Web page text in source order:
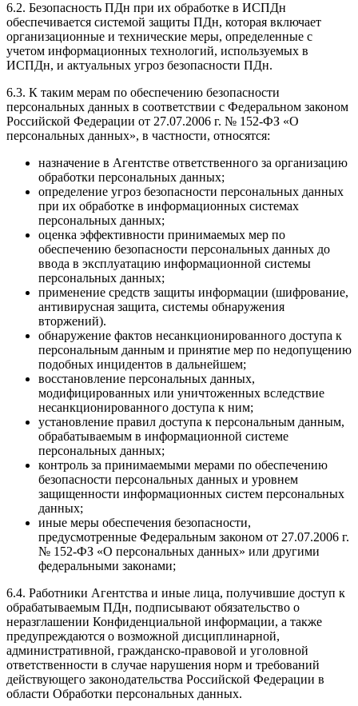
6.2. Безопасность ПДн при их обработке в ИСПДн
обеспечивается системой защиты ПДн, которая включает
организационные и технические меры, определенные с
учетом информационных технологий, используемых в
ИСПДн, и актуальных угроз безопасности ПДн.
6.3. К таким мерам по обеспечению безопасности
персональных данных в соответствии с Федеральном законом
Российской Федерации от 27.07.2006 г. № 152-ФЗ «О
персональных данных», в частности, относятся:
назначение в Агентстве ответственного за организацию
обработки персональных данных;
определение угроз безопасности персональных данных
при их обработке в информационных системах
персональных данных;
оценка эффективности принимаемых мер по
обеспечению безопасности персональных данных до
ввода в эксплуатацию информационной системы
персональных данных;
применение средств защиты информации (шифрование,
антивирусная защита, системы обнаружения
вторжений).
обнаружение фактов несанкционированного доступа к
персональным данным и принятие мер по недопущению
подобных инцидентов в дальнейшем;
восстановление персональных данных,
модифицированных или уничтоженных вследствие
несанкционированного доступа к ним;
установление правил доступа к персональным данным,
обрабатываемым в информационной системе
персональных данных;
контроль за принимаемыми мерами по обеспечению
безопасности персональных данных и уровнем
защищенности информационных систем персональных
данных;
иные меры обеспечения безопасности,
предусмотренные Федеральным законом от 27.07.2006 г.
№ 152-ФЗ «О персональных данных» или другими
федеральными законами;
6.4. Работники Агентства и иные лица, получившие доступ к
обрабатываемым ПДн, подписывают обязательство о
неразглашении Конфиденциальной информации, а также
предупреждаются о возможной дисциплинарной,
административной, гражданско-правовой и уголовной
ответственности в случае нарушения норм и требований
действующего законодательства Российской Федерации в
области Обработки персональных данных.